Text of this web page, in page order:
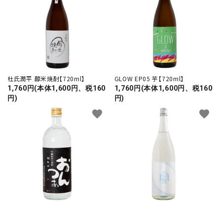
プライバシーポリシー
特定商取引法について
お問い合わせ
0242-22-1076
営業時間 - 9:00～19:00
杜氏潤平 醇米焼酎【720ml】
1,760円(本体1,600円、税160
円)
GLOW EP05 芋【720ml】
1,760円(本体1,600円、税160
円)
favorite favorite